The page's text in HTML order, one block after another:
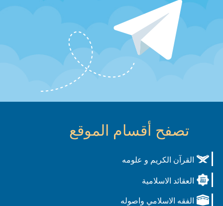
تصفح أقسام الموقع
القرآن الكريم و علومه
العقائد الاسلامية
الفقه الاسلامي واصوله